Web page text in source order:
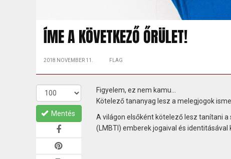
ÍME A KÖVETKEZŐ ŐRÜLET!
2018 NOVEMBER 11. FLAG
Mentés
Figyelem, ez nem kamu...
Kötelező tananyag lesz a melegjogok
A világon elsőként kötelező lesz tanítani
(LMBTI) emberek jogaival és identitásával